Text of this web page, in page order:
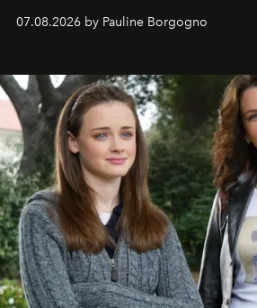
07.08.2026 by Pauline Borgogno